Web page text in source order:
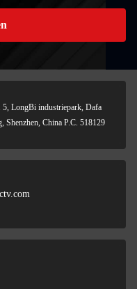
5, LongBi industriepark, Dafa
Shenzhen, China P.C. 518129